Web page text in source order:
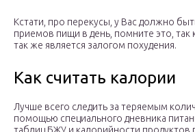
Кстати, про перекусы, у Вас должно
приемов пищи в день, помните это, так
так же является залогом похудения.
Как считать калории
Лучше всего следить за теряемым
помощью специального дневника